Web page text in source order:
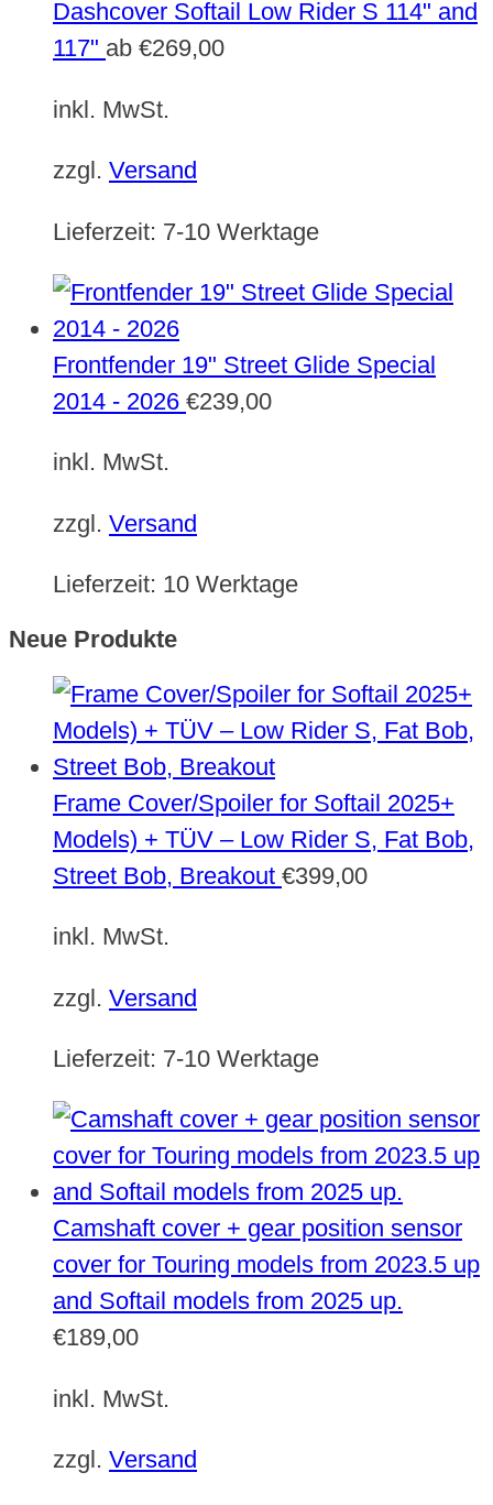
Dashcover Softail Low Rider S 114" and
117" ab €269,00
inkl. MwSt.
zzgl. Versand
Lieferzeit: 7-10 Werktage
Frontfender 19" Street Glide Special
2014 - 2026 €239,00
inkl. MwSt.
zzgl. Versand
Lieferzeit: 10 Werktage
Neue Produkte
Frame Cover/Spoiler for Softail 2025+
Models) + TÜV – Low Rider S, Fat Bob,
Street Bob, Breakout €399,00
inkl. MwSt.
zzgl. Versand
Lieferzeit: 7-10 Werktage
Camshaft cover + gear position sensor
cover for Touring models from 2023.5 up
and Softail models from 2025 up.
€189,00
inkl. MwSt.
zzgl. Versand